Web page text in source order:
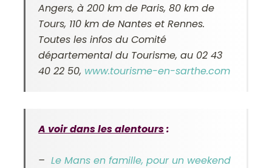
Angers, à 200 km de Paris, 80 km de
Tours, 110 km de Nantes et Rennes.
Toutes les infos du Comité
départemental du Tourisme, au 02 43
40 22 50, www.tourisme-en-sarthe.com
A voir dans les alentours:
–Le Mans en famille, pour un weekend